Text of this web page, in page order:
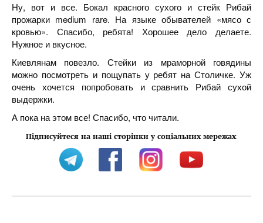
Ну, вот и все. Бокал красного сухого и стейк Рибай
прожарки medium rare. На языке обывателей «мясо с
кровью». Спасибо, ребята! Хорошее дело делаете.
Нужное и вкусное.
Киевлянам повезло. Стейки из мраморной говядины
можно посмотреть и пощупать у ребят на Столичке. Уж
очень хочется попробовать и сравнить Рибай сухой
выдержки.
А пока на этом все! Спасибо, что читали.
Підписуйтеся на наші сторінки у соціальних мережах: